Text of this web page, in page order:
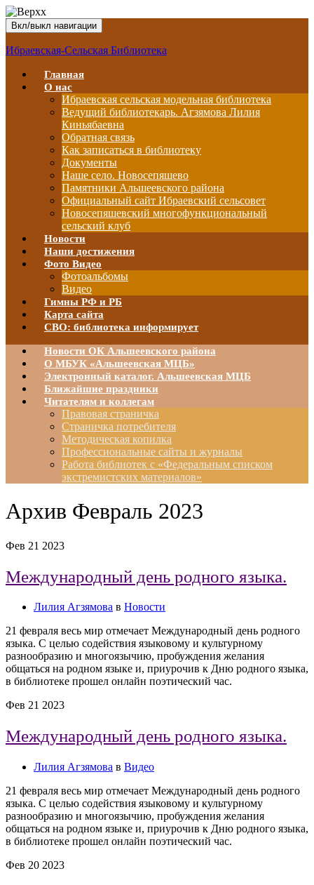
Вкл/выкл навигации
Ибраевская-Сельская Библиотека
Главная
О нас
Ибраевская сельская модельная библиотека
Ведущий библиотекарь. Агзямова Лилия
Киньябаевна
Обратная связь
Как записаться в библиотеку
Документы
Наше село. Новосепяшево
Памятники Альшеевского района
Официальный сайт Ибраевский сельсовет
Новосепяшевский многофункциональный
сельский клуб
Новости
Наши достижения
Фото Видео
Фотоальбомы
Видео
Гимны РФ и РБ
Карта сайта
СВО: библиотека информирует
Новости ОК Альшеевского района
О МБУК «Альшеевская МЦБ»
Электронный каталог. Альшеевская МЦБ
Ближайшие праздники
Читателям и коллегам
Правовая страничка
Страничка потребителя
Методическая копилка
Профессиональные сайты и журналы
Работа библиотек с «Федеральным списком
экстремистских материалов»
Архив Февраль 2023
Фев 21 2023
Международный день родного языка.
Лилия Агзямова в Новости
21 февраля весь мир отмечает Международный день родного
языка. С целью содействия языковому и культурному
разнообразию и многоязычию, пробуждения желания
общаться на родном языке и, приурочив к Дню родного языка,
в библиотеке прошел онлайн поэтический час.
Фев 21 2023
Международный день родного языка.
Лилия Агзямова в Видео
21 февраля весь мир отмечает Международный день родного
языка. С целью содействия языковому и культурному
разнообразию и многоязычию, пробуждения желания
общаться на родном языке и, приурочив к Дню родного языка,
в библиотеке прошел онлайн поэтический час.
Фев 20 2023